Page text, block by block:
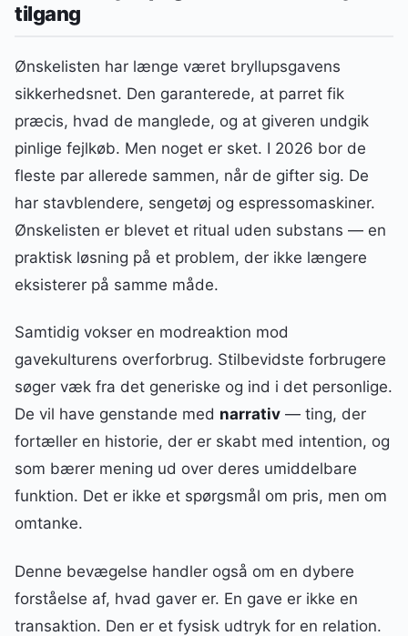
tilgang
Ønskelisten har længe været bryllupsgavens
sikkerhedsnet. Den garanterede, at parret fik
præcis, hvad de manglede, og at giveren undgik
pinlige fejlkøb. Men noget er sket. I 2026 bor de
fleste par allerede sammen, når de gifter sig. De
har stavblendere, sengetøj og espressomaskiner.
Ønskelisten er blevet et ritual uden substans — en
praktisk løsning på et problem, der ikke længere
eksisterer på samme måde.
Samtidig vokser en modreaktion mod
gavekulturens overforbrug. Stilbevidste forbrugere
søger væk fra det generiske og ind i det personlige.
De vil have genstande med narrativ — ting, der
fortæller en historie, der er skabt med intention, og
som bærer mening ud over deres umiddelbare
funktion. Det er ikke et spørgsmål om pris, men om
omtanke.
Denne bevægelse handler også om en dybere
forståelse af, hvad gaver er. En gave er ikke en
transaktion. Den er et fysisk udtryk for en relation.